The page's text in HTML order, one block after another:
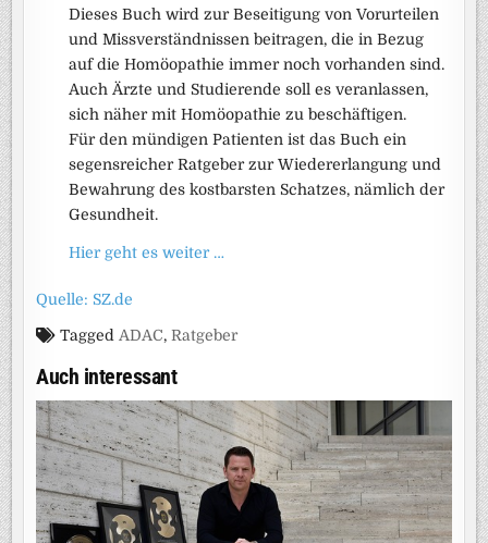
Dieses Buch wird zur Beseitigung von Vorurteilen
und Missverständnissen beitragen, die in Bezug
auf die Homöopathie immer noch vorhanden sind.
Auch Ärzte und Studierende soll es veranlassen,
sich näher mit Homöopathie zu beschäftigen.
Für den mündigen Patienten ist das Buch ein
segensreicher Ratgeber zur Wiedererlangung und
Bewahrung des kostbarsten Schatzes, nämlich der
Gesundheit.
Hier geht es weiter …
Quelle: SZ.de
Tagged ADAC,Ratgeber
Auch interessant